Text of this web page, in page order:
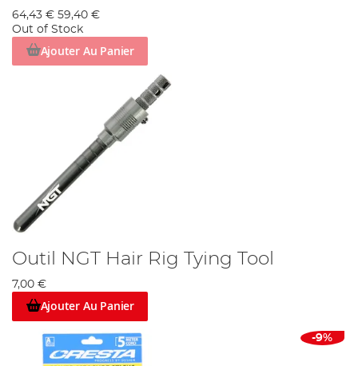
64,43 € 59,40 €
Out of Stock
Ajouter Au Panier
Outil NGT Hair Rig Tying Tool
7,00 €
Ajouter Au Panier
-9%